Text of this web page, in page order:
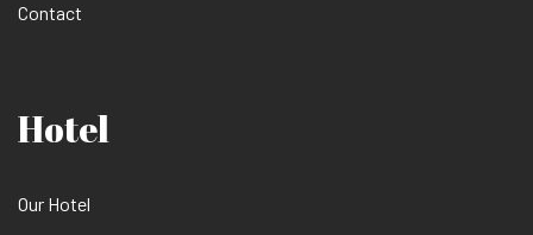
Contact
Hotel
Our Hotel